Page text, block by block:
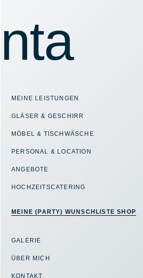
MEINE LEISTUNGEN
GLÄSER & GESCHIRR
MÖBEL & TISCHWÄSCHE
PERSONAL & LOCATION
ANGEBOTE
HOCHZEITSCATERING
MEINE (PARTY) WUNSCHLISTE SHOP
GALERIE
ÜBER MICH
KONTAKT